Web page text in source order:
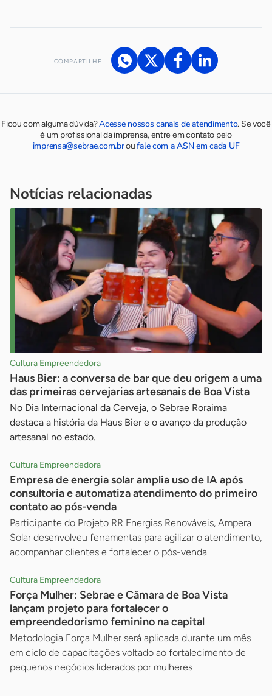
COMPARTILHE
Ficou com alguma dúvida?Acesse nossos canais de atendimento. Se você
é um profissional da imprensa, entre em contato pelo
imprensa@sebrae.com.broufale com a ASN em cada UF
Notícias relacionadas
Cultura Empreendedora
Haus Bier: a conversa de bar que deu origem a uma
das primeiras cervejarias artesanais de Boa Vista
No Dia Internacional da Cerveja, o Sebrae Roraima
destaca a história da Haus Bier e o avanço da produção
artesanal no estado.
Cultura Empreendedora
Empresa de energia solar amplia uso de IA após
consultoria e automatiza atendimento do primeiro
contato ao pós-venda
Participante do Projeto RR Energias Renováveis, Ampera
Solar desenvolveu ferramentas para agilizar o atendimento,
acompanhar clientes e fortalecer o pós-venda
Cultura Empreendedora
Força Mulher: Sebrae e Câmara de Boa Vista
lançam projeto para fortalecer o
empreendedorismo feminino na capital
Metodologia Força Mulher será aplicada durante um mês
em ciclo de capacitações voltado ao fortalecimento de
pequenos negócios liderados por mulheres